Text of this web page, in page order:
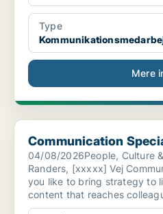
Type
Mere
Communication Specialist
Communication
04/08/2026People, Culture
Randers, [xxxxx] Vej
you like to bring strategy to
content that reaches